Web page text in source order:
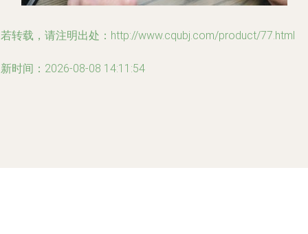
转载，请注明出处：http://www.cqubj.com/product/77.html
时间：2026-08-08 14:11:54